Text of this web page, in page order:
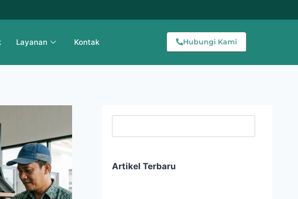
Layanan Kontak Hubungi Kami
Artikel Terbaru